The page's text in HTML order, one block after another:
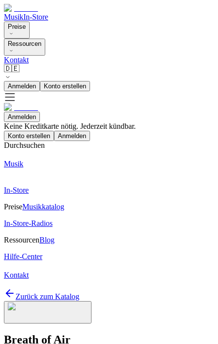
MusikIn-Store
Preise
Ressourcen
Kontakt
🇩🇪
Anmelden Konto erstellen
Anmelden
Keine Kreditkarte nötig. Jederzeit kündbar.
Konto erstellen Anmelden
Durchsuchen
Musik
In-Store
PreiseMusikkatalog
In-Store-Radios
RessourcenBlog
Hilfe-Center
Kontakt
Zurück zum Katalog
Breath of Air